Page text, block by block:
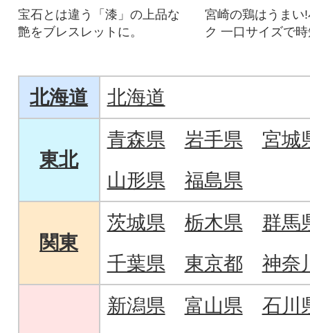
宝石とは違う「漆」の上品な
艶をブレスレットに。
宮崎の鶏はうまい
ク 一口サイズで
北海道 北海道
東北
青森県 岩手県
宮城
山形県
福島県
関東
茨城県 栃木県
群馬
千葉県
東京都
神奈
新潟県
富山県 石川